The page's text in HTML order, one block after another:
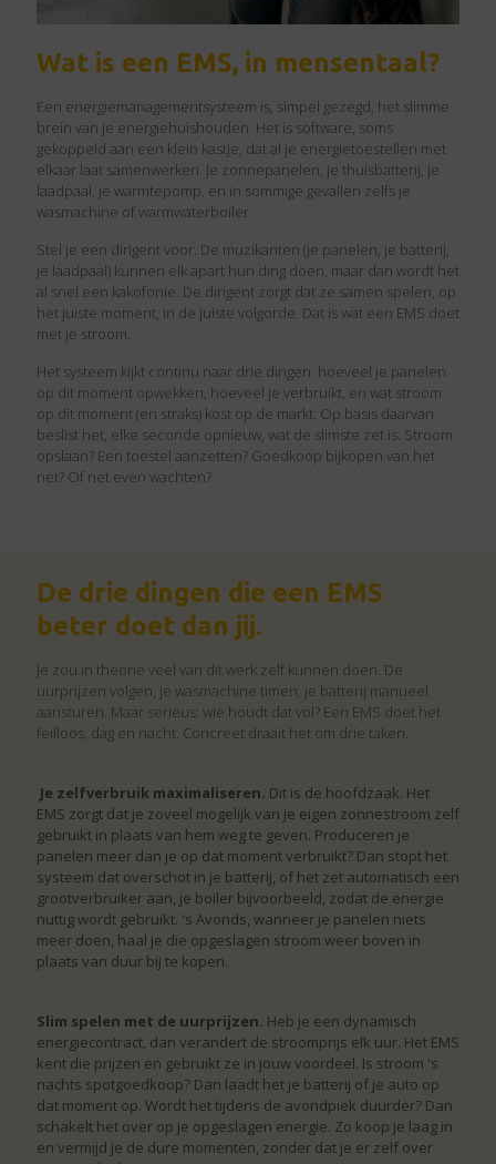
Wat is een EMS, in mensentaal?
Een energiemanagementsysteem is, simpel gezegd, het slimme
brein van je energiehuishouden. Het is software, soms
gekoppeld aan een klein kastje, dat al je energietoestellen met
elkaar laat samenwerken. Je zonnepanelen, je thuisbatterij, je
laadpaal, je warmtepomp, en in sommige gevallen zelfs je
wasmachine of warmwaterboiler.
Stel je een dirigent voor. De muzikanten (je panelen, je batterij,
je laadpaal) kunnen elk apart hun ding doen, maar dan wordt het
al snel een kakofonie. De dirigent zorgt dat ze samen spelen, op
het juiste moment, in de juiste volgorde. Dat is wat een EMS doet
met je stroom.
Het systeem kijkt continu naar drie dingen: hoeveel je panelen
op dit moment opwekken, hoeveel je verbruikt, en wat stroom
op dit moment (en straks) kost op de markt. Op basis daarvan
beslist het, elke seconde opnieuw, wat de slimste zet is. Stroom
opslaan? Een toestel aanzetten? Goedkoop bijkopen van het
net? Of net even wachten?
De drie dingen die een EMS
beter doet dan jij.
Je zou in theorie veel van dit werk zelf kunnen doen. De
uurprijzen volgen, je wasmachine timen, je batterij manueel
aansturen. Maar serieus: wie houdt dat vol? Een EMS doet het
feilloos, dag en nacht. Concreet draait het om drie taken.
Je zelfverbruik maximaliseren. Dit is de hoofdzaak. Het
EMS zorgt dat je zoveel mogelijk van je eigen zonnestroom zelf
gebruikt in plaats van hem weg te geven. Produceren je
panelen meer dan je op dat moment verbruikt? Dan stopt het
systeem dat overschot in je batterij, of het zet automatisch een
grootverbruiker aan, je boiler bijvoorbeeld, zodat de energie
nuttig wordt gebruikt. 's Avonds, wanneer je panelen niets
meer doen, haal je die opgeslagen stroom weer boven in
plaats van duur bij te kopen.
Slim spelen met de uurprijzen. Heb je een dynamisch
energiecontract, dan verandert de stroomprijs elk uur. Het EMS
kent die prijzen en gebruikt ze in jouw voordeel. Is stroom 's
nachts spotgoedkoop? Dan laadt het je batterij of je auto op
dat moment op. Wordt het tijdens de avondpiek duurder? Dan
schakelt het over op je opgeslagen energie. Zo koop je laag in
en vermijd je de dure momenten, zonder dat je er zelf over